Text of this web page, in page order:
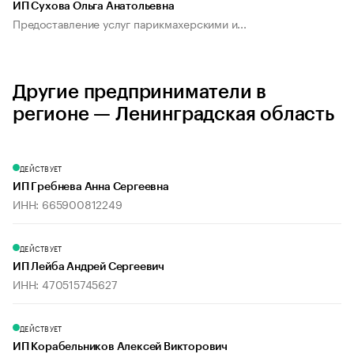
ИП Сухова Ольга Анатольевна
Предоставление услуг парикмахерскими и...
Другие предприниматели в
регионе — Ленинградская область
ДЕЙСТВУЕТ
ИП Гребнева Анна Сергеевна
ИНН: 665900812249
ДЕЙСТВУЕТ
ИП Лейба Андрей Сергеевич
ИНН: 470515745627
ДЕЙСТВУЕТ
ИП Корабельников Алексей Викторович